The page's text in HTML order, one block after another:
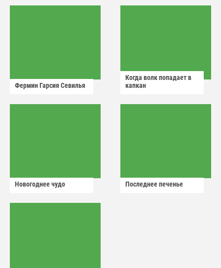
Фермин Гарсия Севилья
Когда волк попадает в
капкан
Новогоднее чудо Последнее печенье